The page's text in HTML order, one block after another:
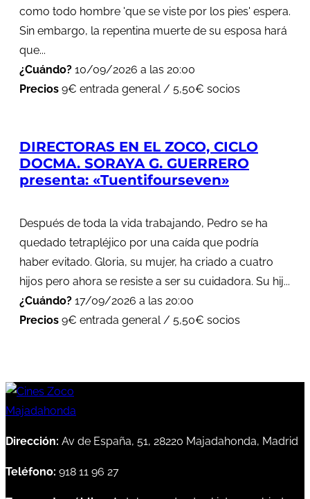
como todo hombre 'que se viste por los pies' espera.
Sin embargo, la repentina muerte de su esposa hará
que...
¿Cuándo? 10/09/2026 a las 20:00
Precios 9€ entrada general / 5,50€ socios
DIRECTORAS EN EL ZOCO, CICLO
DOCMA. SORAYA G. GUERRERO
presenta: «Tuentifourseven»
Después de toda la vida trabajando, Pedro se ha
quedado tetrapléjico por una caída que podría
haber evitado. Gloria, su mujer, ha criado a cuatro
hijos pero ahora se resiste a ser su cuidadora. Su hij...
¿Cuándo? 17/09/2026 a las 20:00
Precios 9€ entrada general / 5,50€ socios
Dirección: Av de España, 51, 28220 Majadahonda, Madrid
Teléfono: 918 11 96 27